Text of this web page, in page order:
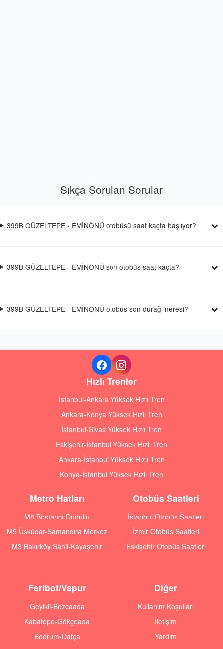
Sıkça Sorulan Sorular
399B GÜZELTEPE - EMİNÖNÜ otobüsü saat kaçta başlıyor?
399B GÜZELTEPE - EMİNÖNÜ son otobüs saat kaçta?
399B GÜZELTEPE - EMİNÖNÜ otobüs son durağı neresi?
Hızlı Trenler
İstanbul-Ankara Yüksek Hızlı Tren
Ankara-Konya Yüksek Hızlı Tren
İstanbul-Sivas Yüksek Hızlı Tren
Eskişehir-İstanbul Yüksek Hızlı Tren
Ankara-İstanbul Yüksek Hızlı Tren
Konya-İstanbul Yüksek Hızlı Tren
Metro Hatları
M8 Bostancı-Dudullu
M5 Üsküdar-Samandıra Merkez
M3 Bakırköy Sahil-Kayaşehir
Otobüs Saatleri
İstanbul Otobüs Saatleri
İzmir Otobüs Saatleri
Eskişehir Otobüs Saatleri
Feribot/Vapur
Geyikli-Bozcaada
Kabatepe-Gökçeada
Bodrum-Datça
Diğer
Kullanım Koşulları
İletişim
Yardım